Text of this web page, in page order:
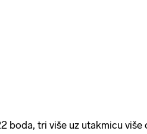
boda, tri više uz utakmicu više